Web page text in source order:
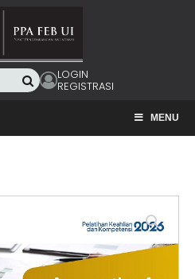
LOGIN
REGISTRASI
MENU